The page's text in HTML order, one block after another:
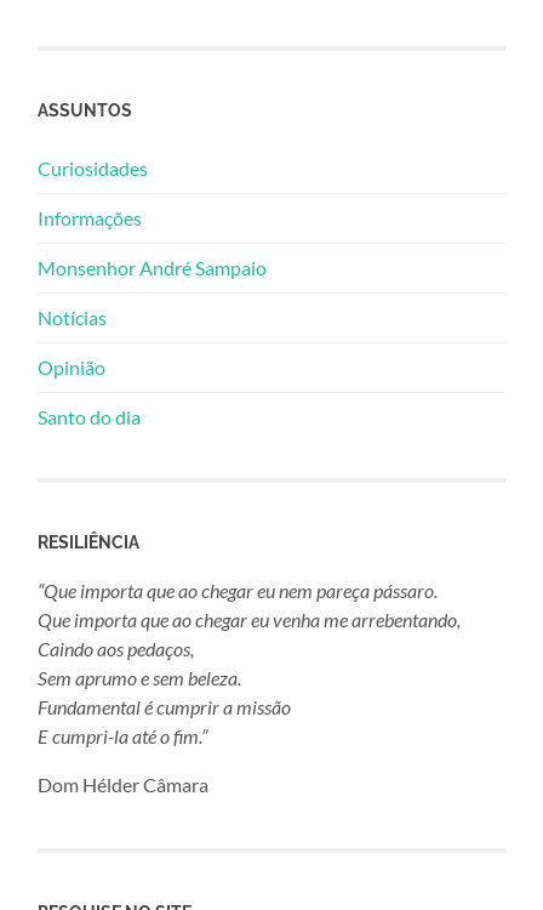
ASSUNTOS
Curiosidades
Informações
Monsenhor André Sampaio
Notícias
Opinião
Santo do dia
RESILIÊNCIA
“Que importa que ao chegar eu nem pareça pássaro.
Que importa que ao chegar eu venha me arrebentando,
Caindo aos pedaços,
Sem aprumo e sem beleza.
Fundamental é cumprir a missão
E cumpri-la até o fim.”
Dom Hélder Câmara